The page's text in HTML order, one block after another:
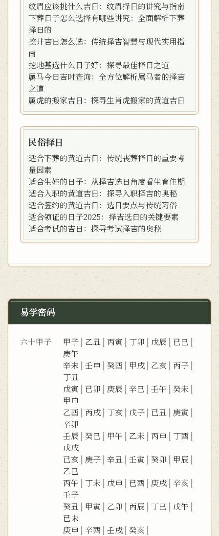
纹眉应该挑什么吉日：纹眉择日的讲究与指南
下葬日子怎么选择有哪些讲究：全面解析下葬
择日的
挖井吉日怎么选：传统择吉智慧与现代实用指
南
挖地基选什么日子好：探寻最佳择日之道
属马今日吉时查询：全方位解析属马者的择吉
之道
属虎的搬家吉日：探寻生肖虎搬家的黄道吉日
民俗择日
适合下葬的黄道吉日：传统丧葬择日的重要考
量因素
适合生娃的日子：从择吉选日角度看生育佳期
适合入职的黄道吉日：探寻入职择吉的奥秘
适合签约的黄道吉日：选日要点与传统习俗
适合领证的日子2025：择吉选日的关键要素
适合考试的吉日：探寻考试择吉的奥秘
易学密码
六十甲子 甲子 | 乙丑 |丙寅 | 丁卯 | 戊辰 | 已巳 |
庚午
辛未 |壬申 |癸酉 | 甲戌 | 乙亥 |丙子 |
丁丑
戊寅 | 已卯 | 庚辰 |辛巳 |壬午 |癸未 |
甲申
乙酉 |丙戌 | 丁亥 | 戊子 | 已丑 | 庚寅 |
辛卯
壬辰 |癸巳 | 甲午 | 乙未 |丙申 | 丁酉 |
戊戌
已亥 | 庚子 |辛丑 |壬寅 |癸卯 | 甲辰 |
乙巳
丙午 | 丁未 | 戊申 | 已酉 | 庚戌 |辛亥 |
壬子
癸丑 | 甲寅 | 乙卯 |丙辰 | 丁巳 | 戊午 |
已未
庚申 |辛酉 |壬戌 |癸亥 |